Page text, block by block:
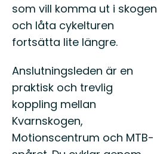
som vill komma ut i skogen
och låta cykelturen
fortsätta lite längre.
Anslutningsleden är en
praktisk och trevlig
koppling mellan
Kvarnskogen,
Motionscentrum och MTB-